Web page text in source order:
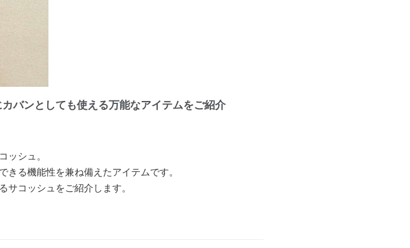
バンとしても使える万能なアイテムをご紹介
シュ。
る機能性を兼ね備えたアイテムです。
コッシュをご紹介します。